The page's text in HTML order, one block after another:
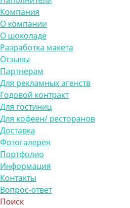
Компания
О компании
О шоколаде
Разработка макета
Отзывы
Партнерам
Для рекламных агенств
Годовой контракт
Для гостиниц
Для кофеен/ ресторанов
Доставка
Фотогалерея
Портфолио
Информация
Контакты
Вопрос-ответ
Поиск